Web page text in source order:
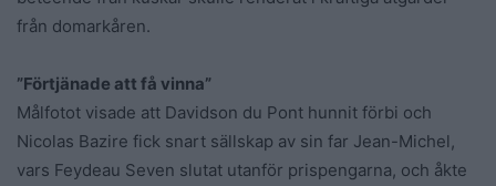
från domarkåren.
”Förtjänade att få vinna”
Målfotot visade att Davidson du Pont hunnit förbi och
Nicolas Bazire fick snart sällskap av sin far Jean-Michel,
vars Feydeau Seven slutat utanför prispengarna, och åkte